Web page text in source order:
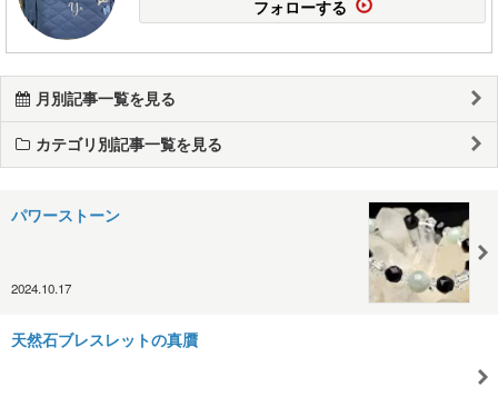
フォローする
月別記事一覧を見る
カテゴリ別記事一覧を見る
パワーストーン
2024.10.17
天然石ブレスレットの真贋